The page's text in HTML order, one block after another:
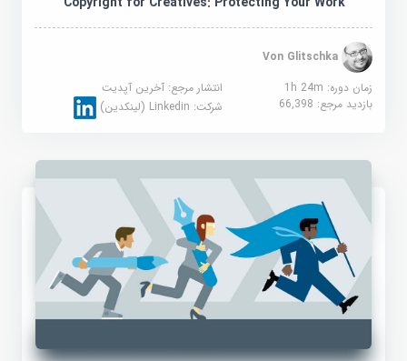
Von Glitschka
زمان دوره: 1h 24m
انتشار مرجع:آخرین آپدیت
بازدید مرجع:66,398 شرکت:Linkedin (لینکدین)